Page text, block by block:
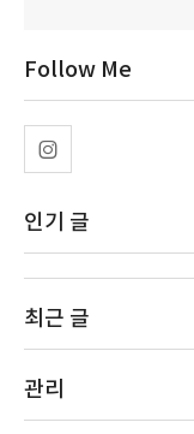
Follow Me
인기 글
최근 글
관리